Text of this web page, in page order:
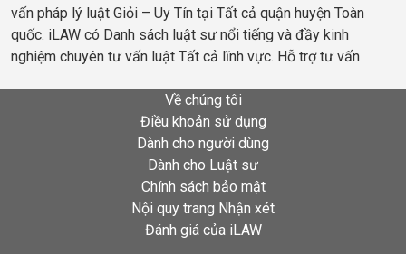
vấn pháp lý luật Giỏi – Uy Tín tại Tất cả quận huyện Toàn
quốc. iLAW có Danh sách luật sư nổi tiếng và đầy kinh
nghiệm chuyên tư vấn luật Tất cả lĩnh vực. Hỗ trợ tư vấn
Về chúng tôi
Điều khoản sử dụng
Dành cho người dùng
Dành cho Luật sư
Chính sách bảo mật
Nội quy trang Nhận xét
Đánh giá của iLAW